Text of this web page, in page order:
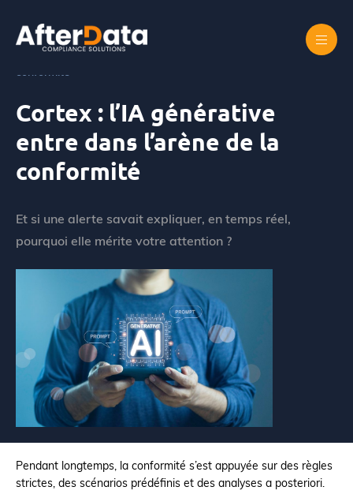
content
conformité
Cortex : l’IA générative
entre dans l’arène de la
conformité
Et si une alerte savait expliquer, en temps réel,
pourquoi elle mérite votre attention ?
Pendant longtemps, la conformité s’est appuyée sur des règles
strictes, des scénarios prédéfinis et des analyses a posteriori.